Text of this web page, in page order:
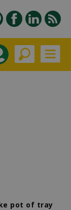
pot of tray